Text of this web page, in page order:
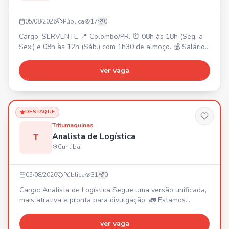
05/08/2026 Pública 17 0
Cargo: SERVENTE 📍 Colombo/PR. ⏰ 08h às 18h (Seg. a
Sex.) e 08h às 12h (Sáb.) com 1h30 de almoço. 💰 Salário
• Disposição para esforço físico. • Fácil acesso ao Centro
de Colombo. Responsabilidades: • Auxiliar em produção,
descarregamento e movimentação de materiais. •
Organizaçã
ver vaga
DESTAQUE
T
Tritumaquinas
Analista de Logística
Curitiba
05/08/2026 Pública 31 0
Cargo: Analista de Logística Segue uma versão unificada,
mais atrativa e pronta para divulgação: 🚛 Estamos
equipe da Tritumaquinas! Se você é uma pessoaver vaga